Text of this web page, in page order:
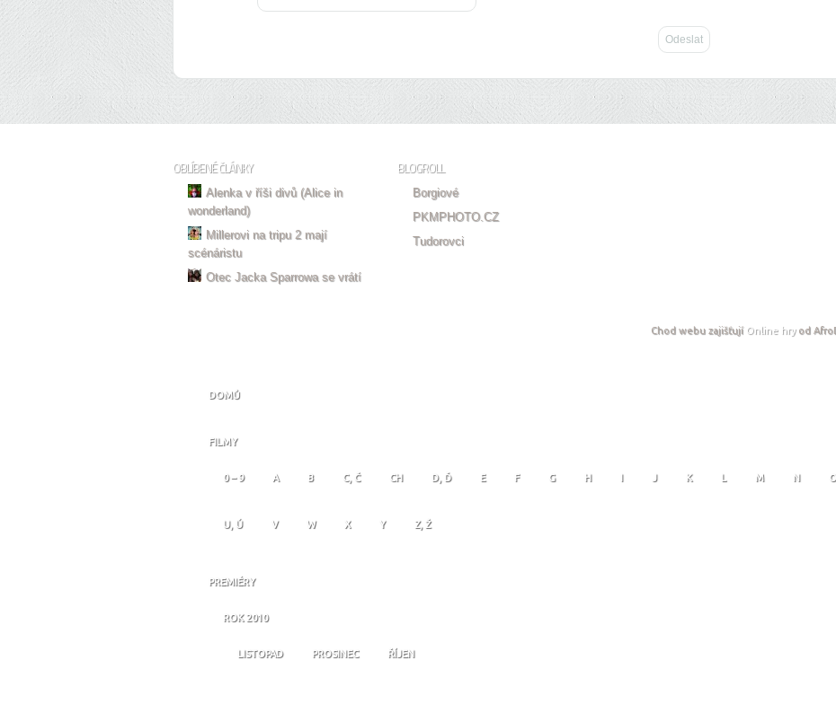
OBLÍBENÉ ČLÁNKY
Alenka v říši divů (Alice in
wonderland)
Millerovi na tripu 2 mají
scénáristu
Otec Jacka Sparrowa se vrátí
BLOGROLL
Borgiové
PKMPHOTO.CZ
Tudorovci
Chod webu zajišťují Online hryod
DOMŮ
FILMY
0 – 9 A B C, Č CH D, Ď E F G H I J K L M N O
U, Ú V W X Y Z, Ž
PREMIÉRY
ROK 2010
LISTOPAD PROSINEC ŘÍJEN